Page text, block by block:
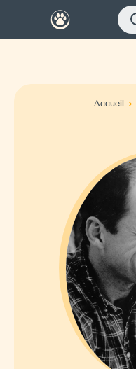
Accueil